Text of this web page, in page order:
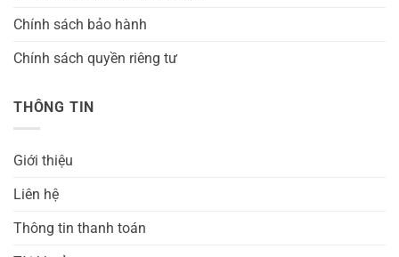
Chính sách bảo hành
Chính sách quyền riêng tư
THÔNG TIN
Giới thiệu
Liên hệ
Thông tin thanh toán